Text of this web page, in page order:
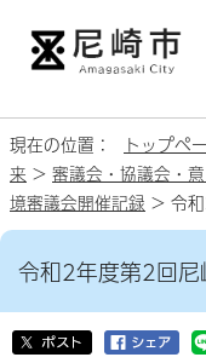
現在の位置： トップペ
来 > 審議会・協議会・
境審議会開催記録 > 令和
令和2年度第2回尼